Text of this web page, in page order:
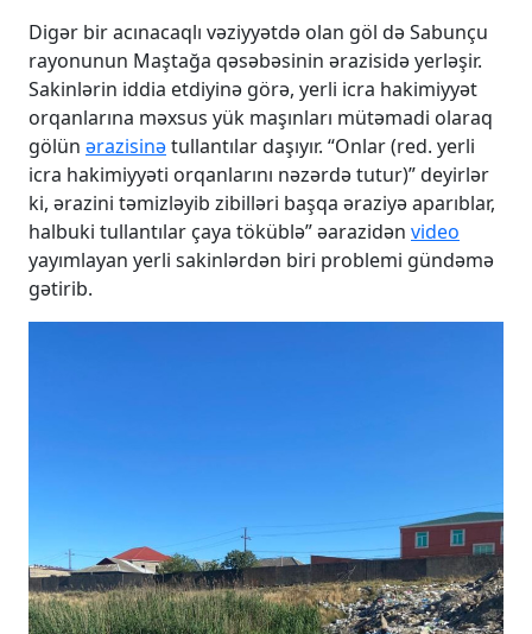
Digər bir acınacaqlı vəziyyətdə olan göl də Sabunçu
rayonunun Maştağa qəsəbəsinin ərazisidə yerləşir.
Sakinlərin iddia etdiyinə görə, yerli icra hakimiyyət
orqanlarına məxsus yük maşınları mütəmadi olaraq
gölün ərazisinətullantılar daşıyır. “Onlar (red. yerli
icra hakimiyyəti orqanlarını nəzərdə tutur)” deyirlər
ki, ərazini təmizləyib zibilləri başqa əraziyə aparıblar,
halbuki tullantılar çaya töküblə” əarazidən video
yayımlayan yerli sakinlərdən biri problemi gündəmə
gətirib.